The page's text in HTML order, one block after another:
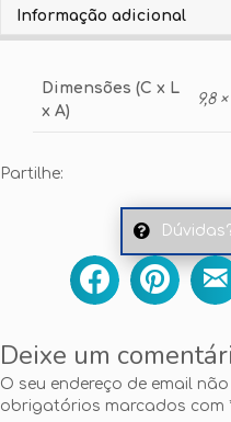
Personalize aqui o seu
Informação adicional
Dimensões (C x L
x A)
9,8
Partilhe:
Deixe um
O seu endereço de email
obrigatórios marcados com